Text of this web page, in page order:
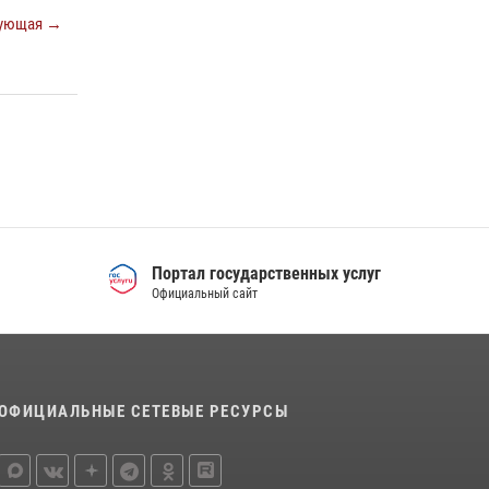
→
Портал государственных услуг
Официальный сайт
СЕТЕВЫЕ РЕСУРСЫ